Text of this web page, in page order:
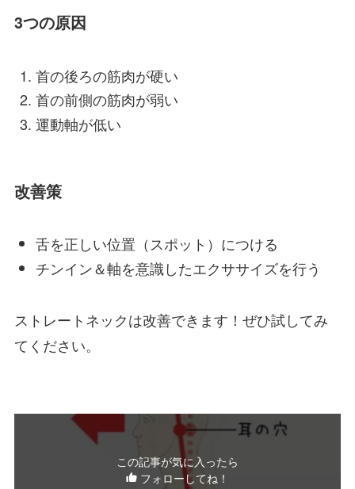
3つの原因
首の後ろの筋肉が硬い
首の前側の筋肉が弱い
運動軸が低い
改善策
舌を正しい位置（スポット）につける
チンイン＆軸を意識したエクササイズを行う
ストレートネックは改善できます！ぜひ試してみ
てください。
この記事が気に入ったら
フォローしてね！